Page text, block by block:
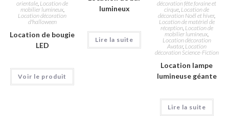
orientale Location de
mobilier lumineux,
Location décoration
d'halloween
Location de bougie
LED
Voir le produit
lumineux
Lire la suite
décoration fête foraine et
cirque Location de
décoration Noël et hiver,
Location de matériel de
réception, Location de
mobilier lumineux
Location décoration
Avatar, Location
décoration Science-Fiction
Location lampe
lumineuse géante
Lire la suite